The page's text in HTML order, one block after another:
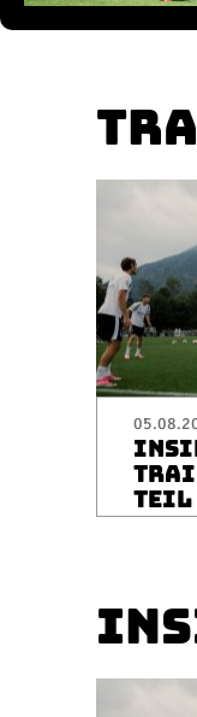
TEIL